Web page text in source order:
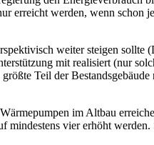
erreicht werden, wenn schon
weiter steigen sollte
mit realisiert (nur
Teil der Bestandsgebäude
im Altbau
mindestens vier erhöht